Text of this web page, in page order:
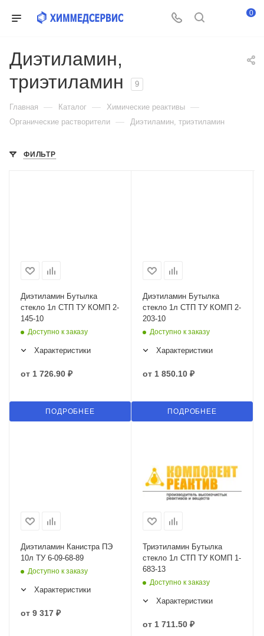
0
Диэтиламин,
триэтиламин
9
Главная — Каталог — Химические реактивы —
Органические растворители — Диэтиламин, триэтиламин
ФИЛЬТР
Диэтиламин Бутылка
стекло 1л СТП ТУ КОМП 2-
145-10
Доступно к заказу
Характеристики
от 1 726.90 ₽
ПОДРОБНЕЕ
Диэтиламин Бутылка
стекло 1л СТП ТУ КОМП 2-
203-10
Доступно к заказу
Характеристики
от 1 850.10 ₽
ПОДРОБНЕЕ
Диэтиламин Канистра ПЭ
10л ТУ 6-09-68-89
Доступно к заказу
Характеристики
от 9 317 ₽
Триэтиламин Бутылка
стекло 1л СТП ТУ КОМП 1-
683-13
Доступно к заказу
Характеристики
от 1 711.50 ₽